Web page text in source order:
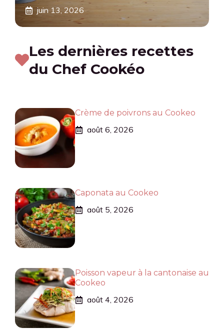
juin 13, 2026
Les dernières recettes
du Chef Cookéo
Crème de poivrons au Cookeo
août 6, 2026
Caponata au Cookeo
août 5, 2026
Poisson vapeur à la cantonaise au
Cookeo
août 4, 2026